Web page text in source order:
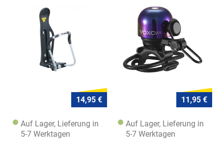
14,95 €
Auf Lager, Lieferung in
5-7 Werktagen
11,95 €
Auf Lager, Lieferung in
5-7 Werktagen